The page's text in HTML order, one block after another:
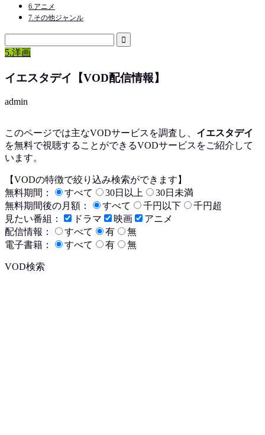
6.アニメ
7.その他ジャンル
5.洋画
イエスタデイ【VOD配信情報】
admin
このページでは主なVODサービスを調査し、 イエスタデイ
を無料で視聴することができるVODサービスをご紹介して
います。
【VODの特徴で絞り込み検索ができます】
無料期間：
すべて 30日以上
30日未満
無料期間後の月額：
すべて 千円以下
千円超
見たい番組：
ドラマ 映画
アニメ
配信情報：
すべて 有
無
電子書籍：
すべて 有 無
VOD検索